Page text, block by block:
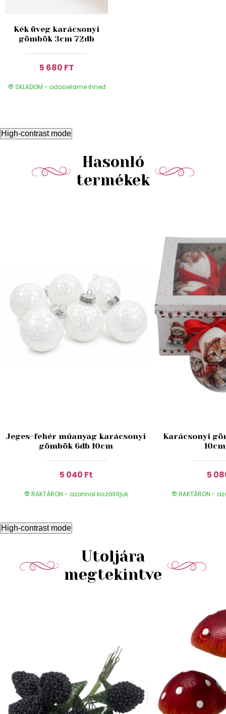
Kék üveg karácsonyi
gömbök 3cm 72db
5 680 FT
SKLADOM - odosielame ihneď
High-contrast mode
Hasonló
termékek
Jeges-fehér műanyag karácsonyi
gömbök 6db 10cm
5 040 Ft
RAKTÁRON - azonnal kiszállítjuk
Karácsonyi
5
RAKTÁRON -
High-contrast mode
Utoljára
megtekintve